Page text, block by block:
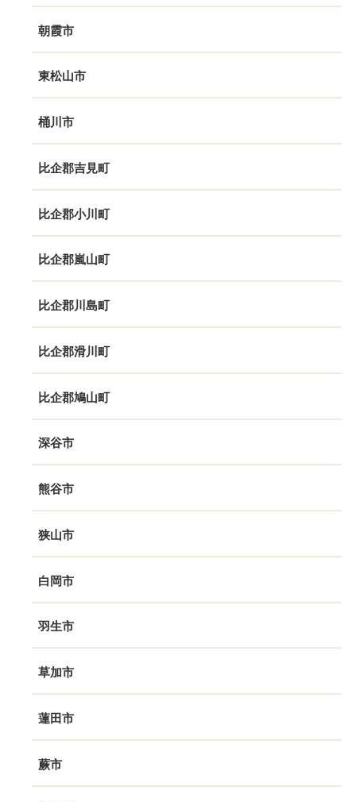
朝霞市
東松山市
桶川市
比企郡吉見町
比企郡小川町
比企郡嵐山町
比企郡川島町
比企郡滑川町
比企郡鳩山町
深谷市
熊谷市
狭山市
白岡市
羽生市
草加市
蓮田市
蕨市